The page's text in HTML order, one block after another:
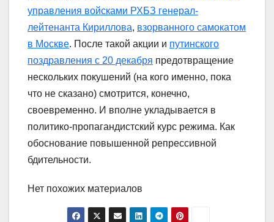
управления войсками РХБЗ генерал-
лейтенанта Кириллова, взорванного самокатом
в Москве. После такой акции и путинского
поздравления с 20 декабря предотвращение
нескольких покушений (на кого именно, пока
что не сказано) смотрится, конечно,
своевременно. И вполне укладывается в
политико-пропагандистский курс режима. Как
обоснование повышенной репрессивной
бдительности.
Нет похожих материалов